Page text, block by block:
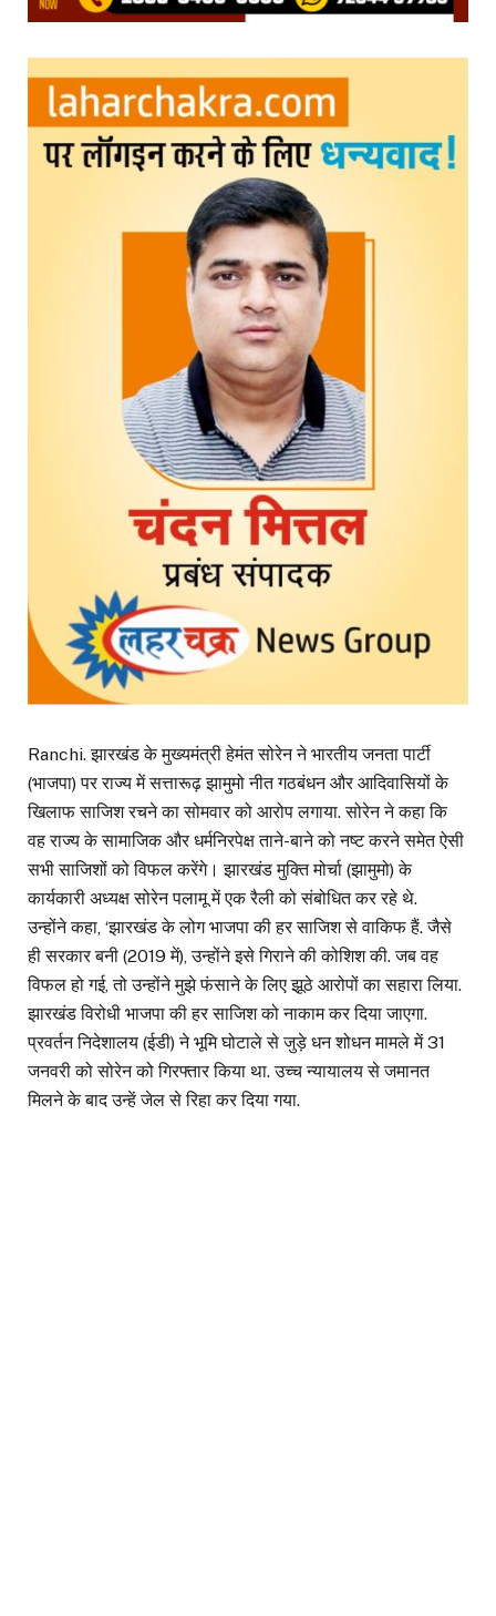
Ranchi. झारखंड के मुख्यमंत्री हेमंत सोरेन ने भारतीय जनता पार्टी
(भाजपा) पर राज्य में सत्तारूढ़ झामुमो नीत गठबंधन और आदिवासियों के
खिलाफ साजिश रचने का सोमवार को आरोप लगाया. सोरेन ने कहा कि
वह राज्य के सामाजिक और धर्मनिरपेक्ष ताने-बाने को नष्ट करने समेत ऐसी
सभी साजिशों को विफल करेंगे। झारखंड मुक्ति मोर्चा (झामुमो) के
कार्यकारी अध्यक्ष सोरेन पलामू में एक रैली को संबोधित कर रहे थे.
उन्होंने कहा, ‘झारखंड के लोग भाजपा की हर साजिश से वाकिफ हैं. जैसे
ही सरकार बनी (2019 में), उन्होंने इसे गिराने की कोशिश की. जब वह
विफल हो गई, तो उन्होंने मुझे फंसाने के लिए झूठे आरोपों का सहारा लिया.
झारखंड विरोधी भाजपा की हर साजिश को नाकाम कर दिया जाएगा.
प्रवर्तन निदेशालय (ईडी) ने भूमि घोटाले से जुड़े धन शोधन मामले में 31
जनवरी को सोरेन को गिरफ्तार किया था. उच्च न्यायालय से जमानत
मिलने के बाद उन्हें जेल से रिहा कर दिया गया.